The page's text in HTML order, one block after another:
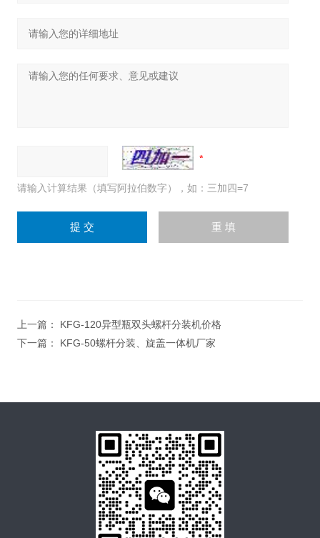
请输入计算结果（填写阿拉伯数字），如：三加四=7
上一篇： KFG-120异型瓶双头螺杆分装机价格
下一篇： KFG-50螺杆分装、旋盖一体机厂家